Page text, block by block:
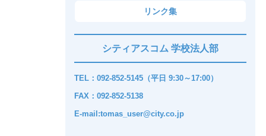
リンク集
シティアスコム 学校法人部
TEL：092-852-5145（平日 9:30～17:00）
FAX：092-852-5138
E-mail:tomas_user@city.co.jp